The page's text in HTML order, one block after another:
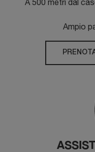
A 500 metri dal
Ampio